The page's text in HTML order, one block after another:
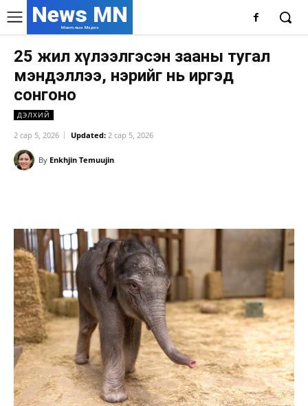
News MN
Монголын Мэдээ
25 жил хүлээлгэсэн зааны тугал
мэндэллээ, нэрийг нь иргэд
сонгоно
ДЭЛХИЙ
2 сар 5, 2026 Updated: 2 сар 5, 2026
By Enkhjin Temuujin